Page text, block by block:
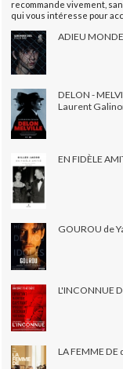
recommande vivement,
qui vous intéresse pour
ADIEU
DELON -
Laurent
EN FIDÈLE
GOUROU de
L'INCONNUE
LA FEMME DE